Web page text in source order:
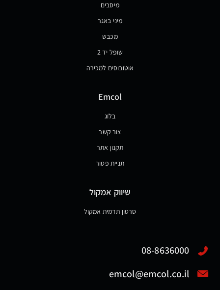
מיסבים
מיני באגר
מכבש
שופל יד 2
אוטובוסים למכירה
Emcol
בלוג
צור קשר
תקנון אתר
תניית פטור
שיווק אמקול
סרטון תדמית אמקול
08-8636000
emcol@emcol.co.il